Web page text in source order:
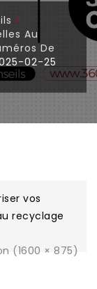
>
Au
De
02-25
vos
recyclage
(1600 × 875)